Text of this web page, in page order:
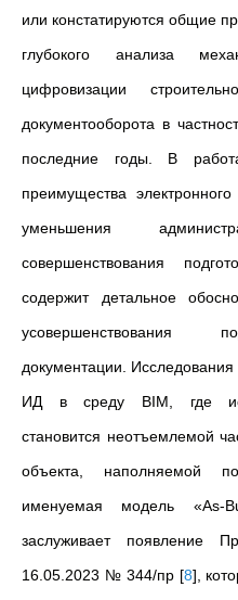
или констатируются общие
глубокого анализа
цифровизации
документооборота в
последние годы. В
преимущества
уменьшения
совершенствования
содержит детальное
усовершенствования
документации. Исследования
ИД в среду BIM, где
становится неотъемлемой
объекта, наполняемой
именуемая модель «As-
заслуживает появление
16.05.2023 № 344/пр [8] ,